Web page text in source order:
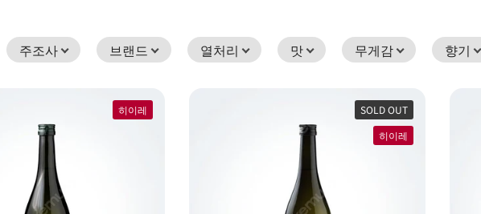
주조사 브랜드 열처리 맛 무게감 향기
히이레
SOLD OUT
히이레